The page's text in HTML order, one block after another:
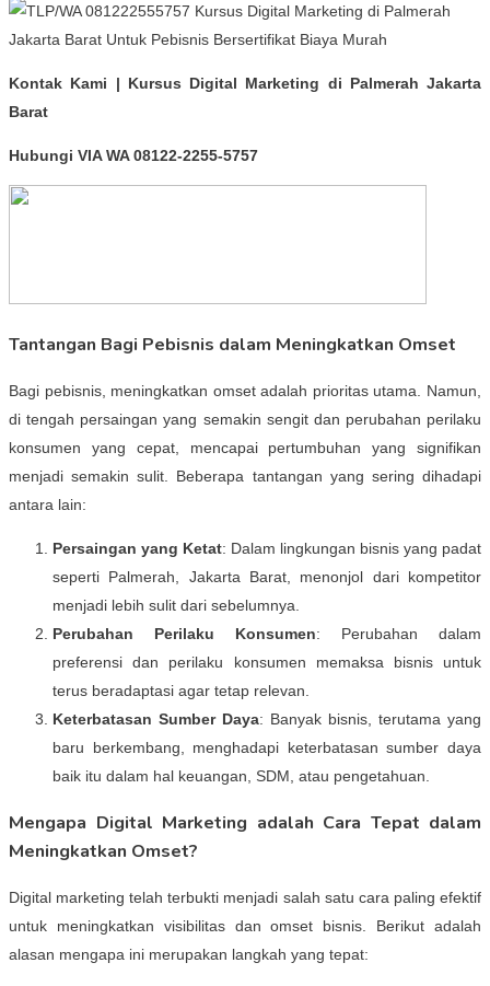
Kontak Kami | Kursus Digital Marketing di Palmerah Jakarta
Barat
Hubungi VIA WA 08122-2255-5757
Tantangan Bagi Pebisnis dalam Meningkatkan Omset
Bagi pebisnis, meningkatkan omset adalah prioritas utama. Namun,
di tengah persaingan yang semakin sengit dan perubahan perilaku
konsumen yang cepat, mencapai pertumbuhan yang signifikan
menjadi semakin sulit. Beberapa tantangan yang sering dihadapi
antara lain:
Persaingan yang Ketat: Dalam lingkungan bisnis yang padat
seperti Palmerah, Jakarta Barat, menonjol dari kompetitor
menjadi lebih sulit dari sebelumnya.
Perubahan Perilaku Konsumen: Perubahan dalam
preferensi dan perilaku konsumen memaksa bisnis untuk
terus beradaptasi agar tetap relevan.
Keterbatasan Sumber Daya: Banyak bisnis, terutama yang
baru berkembang, menghadapi keterbatasan sumber daya
baik itu dalam hal keuangan, SDM, atau pengetahuan.
Mengapa Digital Marketing adalah Cara Tepat dalam
Meningkatkan Omset?
Digital marketing telah terbukti menjadi salah satu cara paling efektif
untuk meningkatkan visibilitas dan omset bisnis. Berikut adalah
alasan mengapa ini merupakan langkah yang tepat: